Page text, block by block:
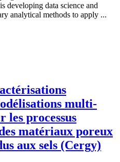
data science and
analytical methods to apply ...
multi-
les processus
matériaux poreux
aux sels (Cergy)